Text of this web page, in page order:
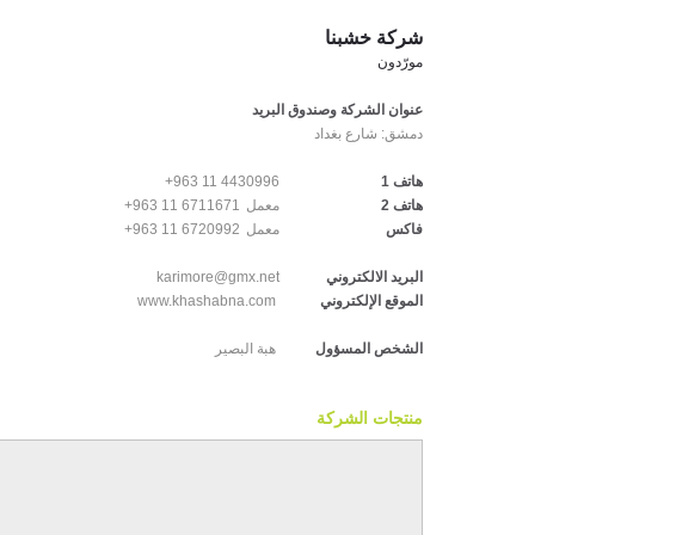
شركة خشبنا
مورّدون
عنوان الشركة وصندوق البريد
دمشق: شارع بغداد
هاتف 1
+963 11 4430996
هاتف 2
معمل +963 11 6711671
فاكس
معمل +963 11 6720992
البريد الالكتروني
karimore@gmx.net
الموقع الإلكتروني
www.khashabna.com
الشخص المسؤول هبة البصير
منتجات الشركة